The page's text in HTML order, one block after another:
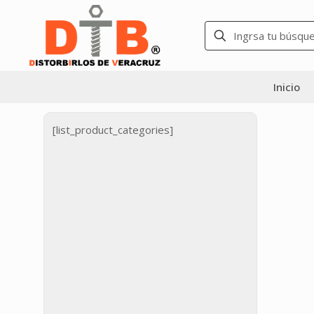
Inicio
[list_product_categories]